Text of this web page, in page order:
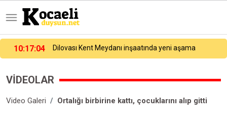
10:17:04 Dilovası Kent Meydanı inşaatında yeni aşama
VİDEOLAR
Video Galeri Ortalığı birbirine kattı, çocuklarını alıp gitti